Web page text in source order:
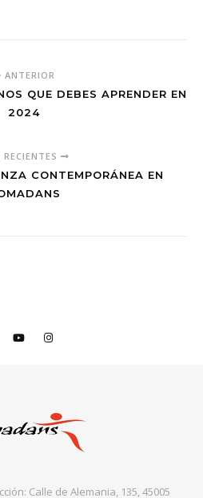
ANTERIOR
QUE DEBES APRENDER EN
2024
RECIENTES
CONTEMPORÁNEA EN
Calle de Alemania, 135, 45005